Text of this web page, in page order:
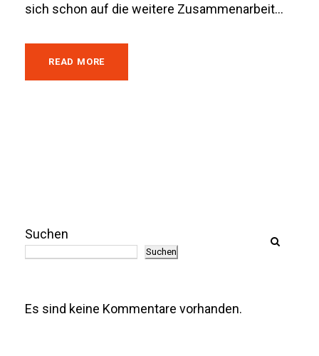
sich schon auf die weitere Zusammenarbeit...
READ MORE
Suchen
Suchen
Es sind keine Kommentare vorhanden.